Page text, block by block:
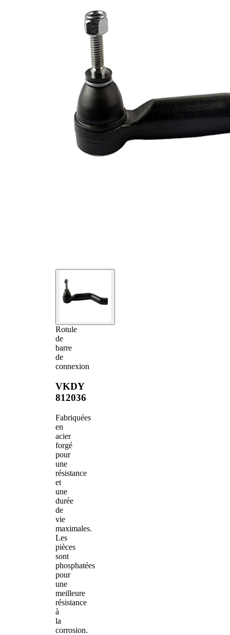
Rotule
de
barre
de
connexion
VKDY
812036
Fabriquées
en
acier
forgé
pour
une
résistance
et
une
durée
de
vie
maximales.
Les
pièces
sont
phosphatées
pour
une
meilleure
résistance
à
la
corrosion.
Numéro d'article en